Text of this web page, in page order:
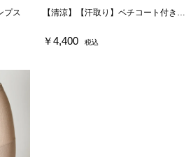
プス
￥4,400 税込